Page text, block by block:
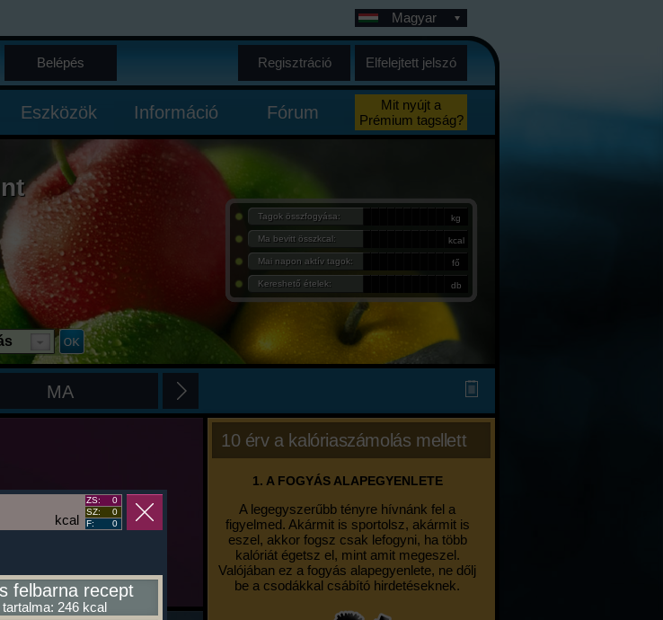
Magyar
Belépés Regisztráció Elfelejtett jelszó
Eszközök Információ Fórum
Mit nyújt a
Prémium tagság?
Tagok összfogyása: kg
Ma bevitt összkcal: kcal
Mai napon aktív tagok: fő
Kereshető ételek: db
MA
10 érv a kalóriaszámolás mellett
1. A FOGYÁS ALAPEGYENLETE
A legegyszerűbb tényre hívnánk fel a
figyelmed. Akármit is sportolsz, akármit is
eszel, akkor fogsz csak lefogyni, ha több
kalóriát égetsz el, mint amit megeszel.
Valójában ez a fogyás alapegyenlete, ne dőlj
be a csodákkal csábító hirdetéseknek.
kcal
ZS:
0
SZ:
0
F:
0
felbarna recept
tartalma: 246 kcal